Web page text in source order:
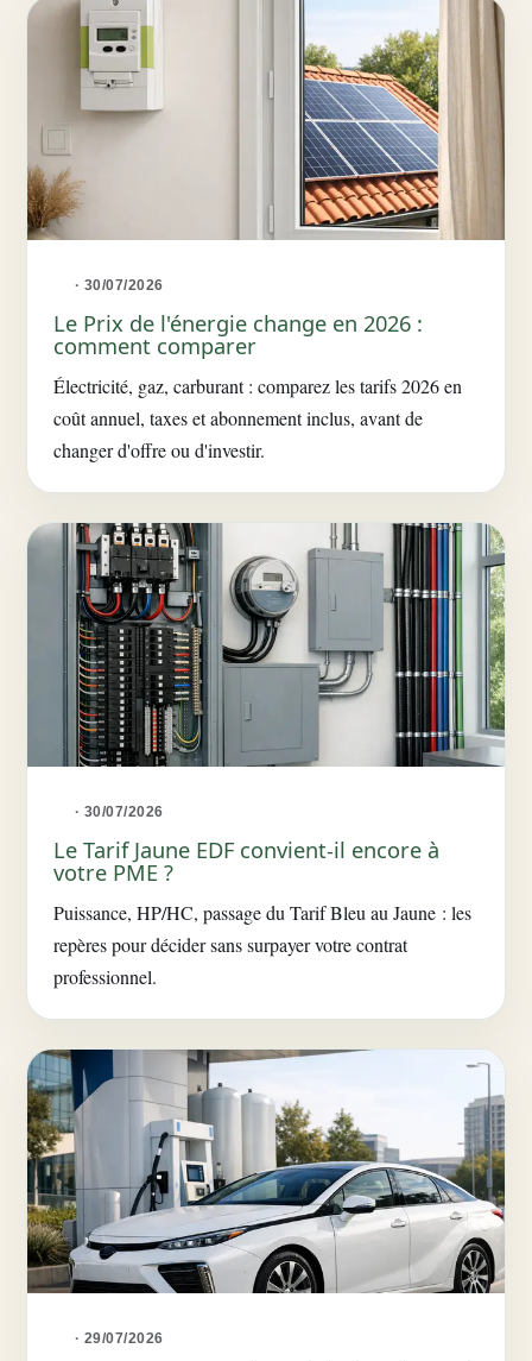
· 30/07/2026
Le Prix de l'énergie change en 2026 :
comment comparer
Électricité, gaz, carburant : comparez les tarifs 2026 en
coût annuel, taxes et abonnement inclus, avant de
changer d'offre ou d'investir.
· 30/07/2026
Le Tarif Jaune EDF convient-il encore à
votre PME ?
Puissance, HP/HC, passage du Tarif Bleu au Jaune : les
repères pour décider sans surpayer votre contrat
professionnel.
· 29/07/2026